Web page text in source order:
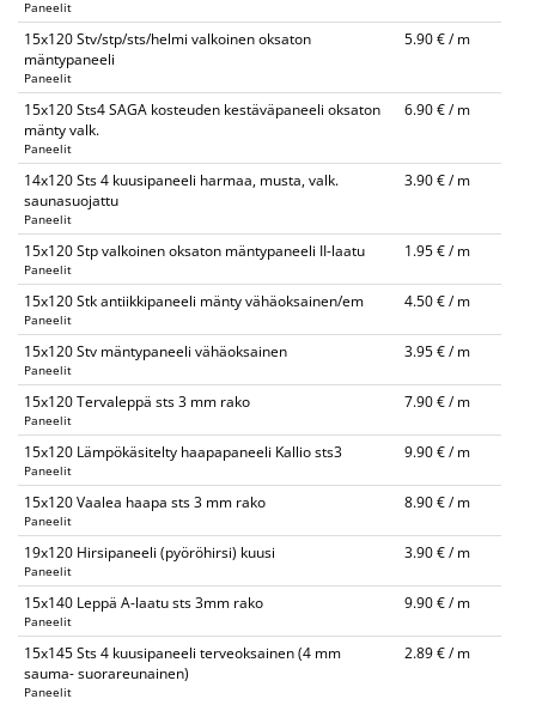
Paneelit
15x120 Stv/stp/sts/helmi valkoinen oksaton
mäntypaneeli
Paneelit
5.90 € / m
15x120 Sts4 SAGA kosteuden kestäväpaneeli oksaton
mänty valk.
Paneelit
6.90 € / m
14x120 Sts 4 kuusipaneeli harmaa, musta, valk.
saunasuojattu
Paneelit
3.90 € / m
15x120 Stp valkoinen oksaton mäntypaneeli II-laatu
Paneelit
1.95 € / m
15x120 Stk antiikkipaneeli mänty vähäoksainen/em
Paneelit
4.50 € / m
15x120 Stv mäntypaneeli vähäoksainen
Paneelit
3.95 € / m
15x120 Tervaleppä sts 3 mm rako
Paneelit
7.90 € / m
15x120 Lämpökäsitelty haapapaneeli Kallio sts3
Paneelit
9.90 € / m
15x120 Vaalea haapa sts 3 mm rako
Paneelit
8.90 € / m
19x120 Hirsipaneeli (pyöröhirsi) kuusi
Paneelit
3.90 € / m
15x140 Leppä A-laatu sts 3mm rako
Paneelit
9.90 € / m
15x145 Sts 4 kuusipaneeli terveoksainen (4 mm
sauma- suorareunainen)
Paneelit
2.89 € / m